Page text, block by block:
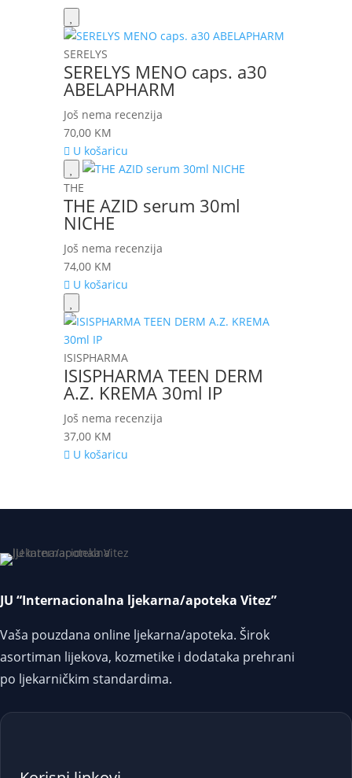
SERELYS
SERELYS MENO caps. a30
ABELAPHARM
Još nema recenzija
70,00 KM
U košaricu
THE
THE AZID serum 30ml
NICHE
Još nema recenzija
74,00 KM
U košaricu
ISISPHARMA
ISISPHARMA TEEN DERM
A.Z. KREMA 30ml IP
Još nema recenzija
37,00 KM
U košaricu
JU “Internacionalna ljekarna/apoteka Vitez”
Vaša pouzdana online ljekarna/apoteka. Širok
asortiman lijekova, kozmetike i dodataka prehrani
po ljekarničkim standardima.